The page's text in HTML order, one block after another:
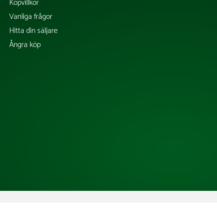
Vanliga frågor
Hitta din säljare
Ångra köp